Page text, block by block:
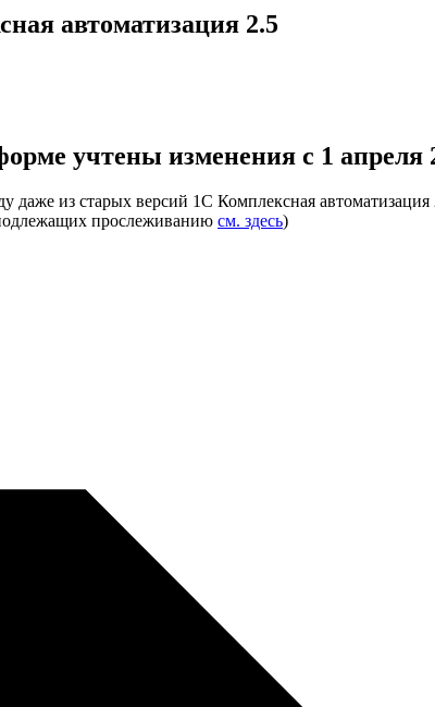
автоматизация 2.5
учтены изменения с 1 апреля
даже из старых версий 1С Комплексная
прослеживанию см. здесь)